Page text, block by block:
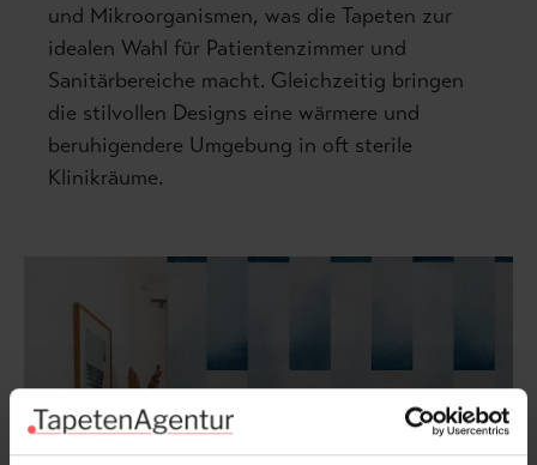
und Mikroorganismen, was die Tapeten zur
idealen Wahl für Patientenzimmer und
Sanitärbereiche macht. Gleichzeitig bringen
die stilvollen Designs eine wärmere und
beruhigendere Umgebung in oft sterile
Klinikräume.